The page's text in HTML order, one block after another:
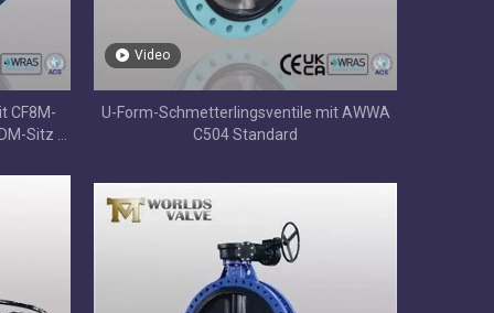
CF8M-
Sitz |
Video
U-Form-Schmetterlingsventile mit AWWA
C504 Standard